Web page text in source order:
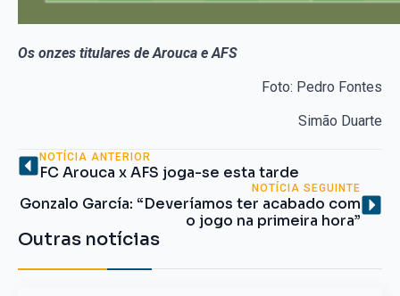
Os onzes titulares de Arouca e AFS
Foto: Pedro Fontes
Simão Duarte
NOTÍCIA ANTERIOR
FC Arouca x AFS joga-se esta tarde
NOTÍCIA SEGUINTE
Gonzalo García: “Deveríamos ter acabado com
o jogo na primeira hora”
Outras notícias